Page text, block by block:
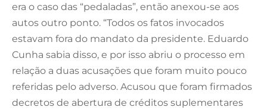
era o caso das “pedaladas”, então anexou-se aos
autos outro ponto. “Todos os fatos invocados
estavam fora do mandato da presidente. Eduardo
Cunha sabia disso, e por isso abriu o processo em
relação a duas acusações que foram muito pouco
referidas pelo adverso. Acusou que foram firmados
decretos de abertura de créditos suplementares